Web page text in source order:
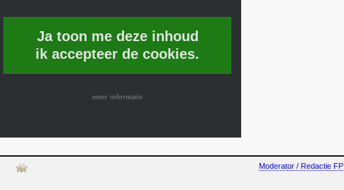
Ja toon me deze inhoud
ik accepteer de cookies.
meer informatie
Moderator / Redactie FP